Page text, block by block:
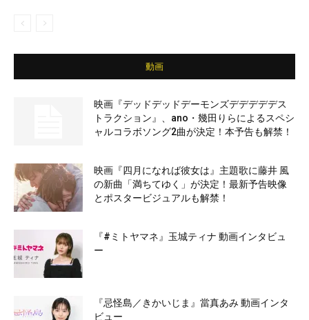
動画
映画『デッドデッドデーモンズデデデデデス
トラクション』、ano・幾田りらによるスペシ
ャルコラボソング2曲が決定！本予告も解禁！
映画『四月になれば彼女は』主題歌に藤井 風
の新曲「満ちてゆく」が決定！最新予告映像
とポスタービジュアルも解禁！
『#ミトヤマネ』玉城ティナ 動画インタビュ
ー
『忌怪島／きかいじま』當真あみ 動画インタ
ビュー